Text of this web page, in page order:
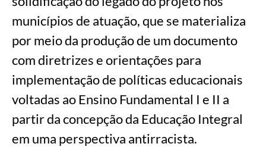
municípios de atuação, que se materializa
por meio da produção de um documento
com diretrizes e orientações para
implementação de políticas educacionais
voltadas ao Ensino Fundamental I e II a
partir da concepção da Educação Integral
em uma perspectiva antirracista.